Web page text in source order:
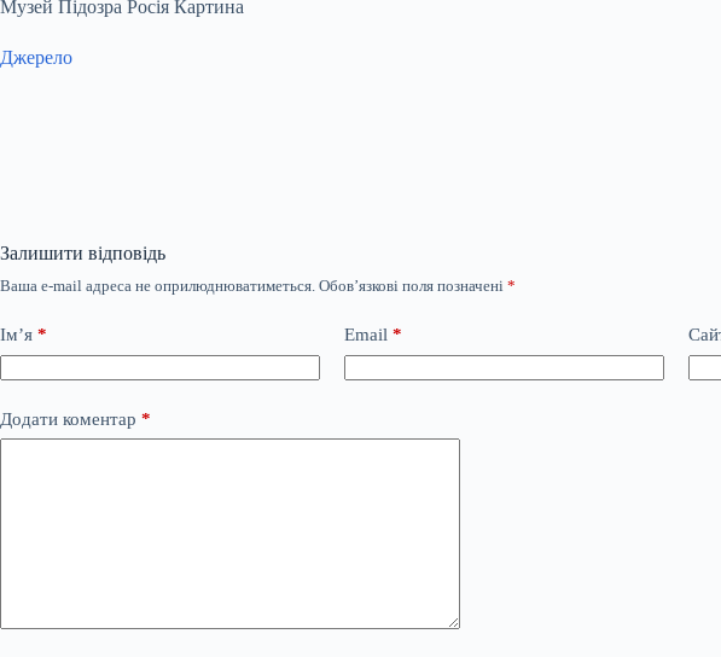
Музей Підозра Росія Картина
Джерело
Залишити відповідь
Ваша e-mail адреса не оприлюднюватиметься. Обов’язкові поля позначені *
Ім’я * Email *
Додати коментар *